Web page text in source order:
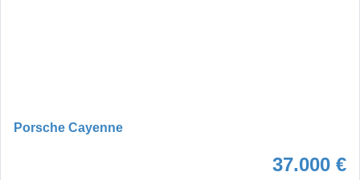
Porsche Cayenne
37.000 €